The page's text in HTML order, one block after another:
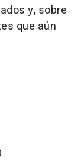
y, sobre
que aún